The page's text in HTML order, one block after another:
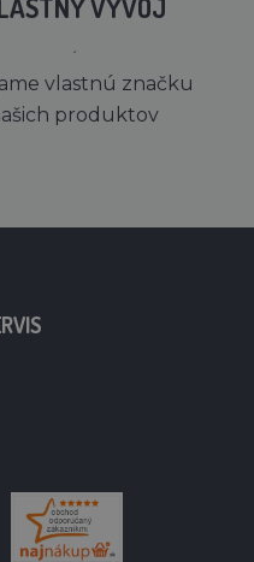
VÝVOJ
´
vlastnú značku
produktov